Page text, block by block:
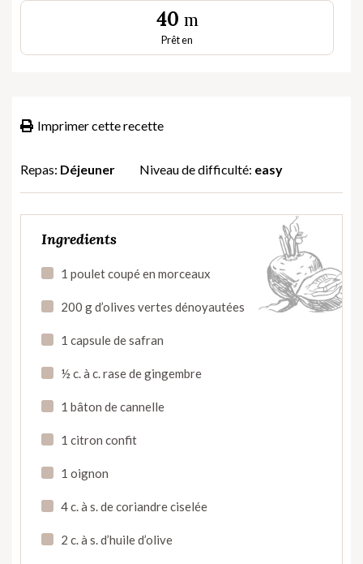
40 m
Prêt en
Imprimer cette recette
Repas: Déjeuner Niveau de difficulté: easy
Ingredients
1 poulet coupé en morceaux
200 g d’olives vertes dénoyautées
1 capsule de safran
½ c. à c. rase de gingembre
1 bâton de cannelle
1 citron confit
1 oignon
4 c. à s. de coriandre ciselée
2 c. à s. d’huile d’olive